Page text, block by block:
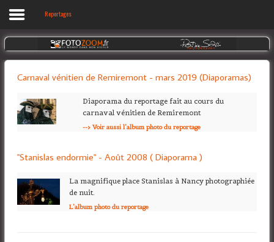
Accueil
Voyages
Reportages
Galerie photos
Biographie
Accès privé
Reportages
Carnaval vénitien de Remiremont - mars 2019 (Diaporamas)
Diaporama du reportage fait au cours du
carnaval vénitien de Remiremont
--> Voir aussi l'album photo du reportage
"Stanislas endormie" - Août 2008 ( Diaporama )
La magnifique place Stanislas à Nancy photographiée
de nuit.
L'album photo du reportage